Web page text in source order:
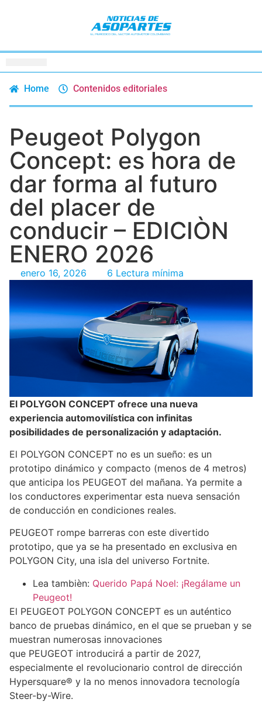
Home Contenidos editoriales
Peugeot Polygon
Concept: es hora de
dar forma al futuro
del placer de
conducir – EDICIÒN
ENERO 2026
enero 16, 2026 6 Lectura mínima
El POLYGON CONCEPT ofrece una nueva
experiencia automovilística con infinitas
posibilidades de personalización y adaptación.
El POLYGON CONCEPT no es un sueño: es un
prototipo dinámico y compacto (menos de 4 metros)
que anticipa los PEUGEOT del mañana. Ya permite a
los conductores experimentar esta nueva sensación
de conducción en condiciones reales.
PEUGEOT rompe barreras con este divertido
prototipo, que ya se ha presentado en exclusiva en
POLYGON City, una isla del universo Fortnite.
Lea tambièn: Querido Papá Noel: ¡Regálame un
Peugeot!
El PEUGEOT POLYGON CONCEPT es un auténtico
banco de pruebas dinámico, en el que se prueban y se
muestran numerosas innovaciones
que PEUGEOT introducirá a partir de 2027,
especialmente el revolucionario control de dirección
Hypersquare® y la no menos innovadora tecnología
Steer-by-Wire.